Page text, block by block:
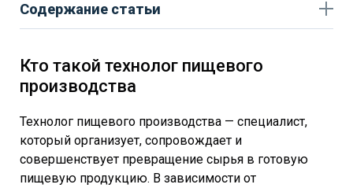
Содержание статьи
Кто такой технолог пищевого
производства
Технолог пищевого производства — специалист,
который организует, сопровождает и
совершенствует превращение сырья в готовую
пищевую продукцию. В зависимости от